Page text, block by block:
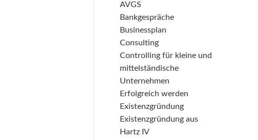
AVGS
Bankgespräche
Businessplan
Consulting
Controlling für kleine und
mittelständische
Unternehmen
Erfolgreich werden
Existenzgründung
Existenzgründung aus
Hartz IV